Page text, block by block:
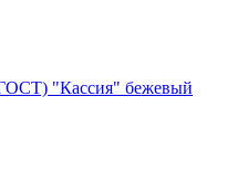
"Кассия" бежевый